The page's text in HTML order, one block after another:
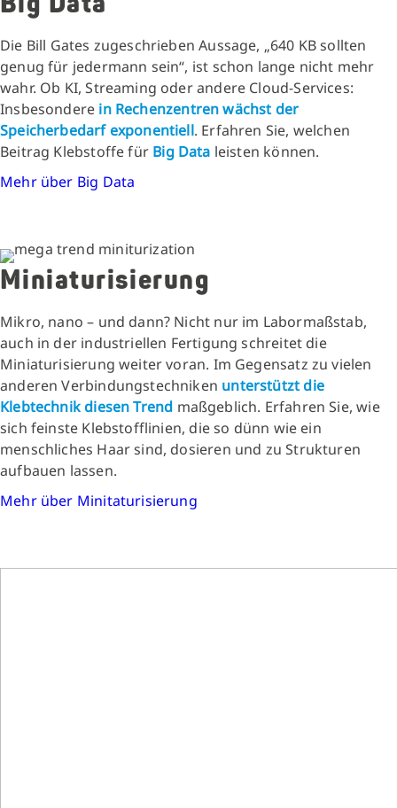
Die Bill Gates zugeschrieben Aussage, „640 KB sollten
genug für jedermann sein“, ist schon lange nicht mehr
wahr. Ob KI, Streaming oder andere Cloud-Services:
Insbesondere in Rechenzentren wächst der
Speicherbedarf exponentiell. Erfahren Sie, welchen
Beitrag Klebstoffe für Big Data leisten können.
Mehr über Big Data
Miniaturisierung
Mikro, nano – und dann? Nicht nur im Labormaßstab,
auch in der industriellen Fertigung schreitet die
Miniaturisierung weiter voran. Im Gegensatz zu vielen
anderen Verbindungstechniken unterstützt die
Klebtechnikdiesen Trend maßgeblich. Erfahren Sie, wie
sich feinste Klebstofflinien, die so dünn wie ein
menschliches Haar sind, dosieren und zu Strukturen
aufbauen lassen.
Mehr über Minitaturisierung